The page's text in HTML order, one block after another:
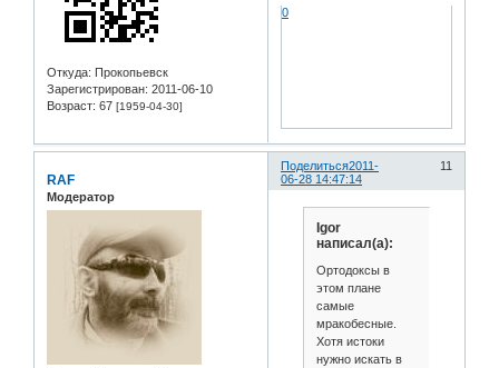
Откуда: Прокопьевск
Зарегистрирован: 2011-06-10
Возраст: 67 [1959-04-30]
0
Поделиться 11
2011-
06-28 14:47:14
RAF
Модератор
Igor
написал(а):
Ортодоксы в
этом плане
самые
мракобесные.
Хотя истоки
нужно искать в